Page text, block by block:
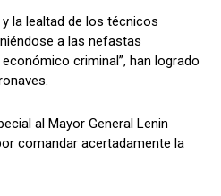
la lealtad de los técnicos
a las nefastas
criminal”, han logrado
al Mayor General Lenin
comandar acertadamente la